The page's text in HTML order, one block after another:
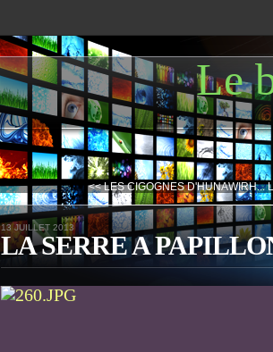
Le
<< LES CIGOGNES D'HUNAWIRH...
13 JUILLET 2013
LA SERRE A